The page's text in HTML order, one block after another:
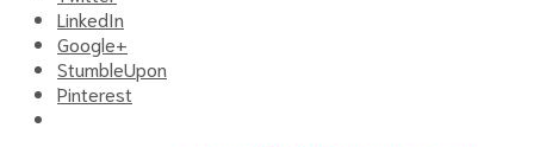
LinkedIn
Google+
StumbleUpon
Pinterest